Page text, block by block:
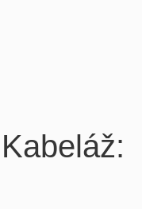
Kabeláž: